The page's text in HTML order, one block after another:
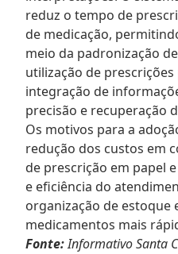
reduz o tempo de
de medicação,
meio da padronização
utilização de
integração de
precisão e recuperação
Os motivos para a
redução dos custos em
de prescrição em papel
e eficiência do
organização de estoque
medicamentos mais
Fonte:Informativo Santa